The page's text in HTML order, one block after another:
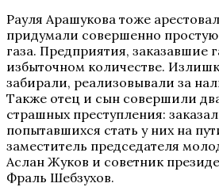
Рауля Арашукова тоже
придумали совершенно
газа. Предприятия, заказавшие
избыточном количестве.
забирали, реализовывали за
Также отец и сын совершили
страшных преступления:
попытавшихся стать у них на
заместитель председателя
Аслан Жуков и советник
Фраль Шебзухов.